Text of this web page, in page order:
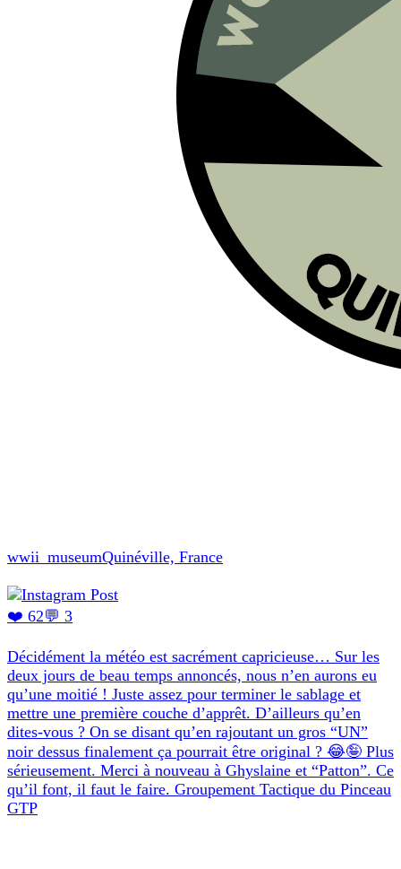
wwii_museumQuinéville, France
❤️ 62💬 3
Décidément la météo est sacrément capricieuse… Sur les
deux jours de beau temps annoncés, nous n’en aurons eu
qu’une moitié ! Juste assez pour terminer le sablage et
mettre une première couche d’apprêt. D’ailleurs qu’en
dites-vous ? On se disant qu’en rajoutant un gros “UN”
noir dessus finalement ça pourrait être original ? 😂🤪 Plus
sérieusement. Merci à nouveau à Ghyslaine et “Patton”. Ce
qu’il font, il faut le faire. Groupement Tactique du Pinceau
GTP